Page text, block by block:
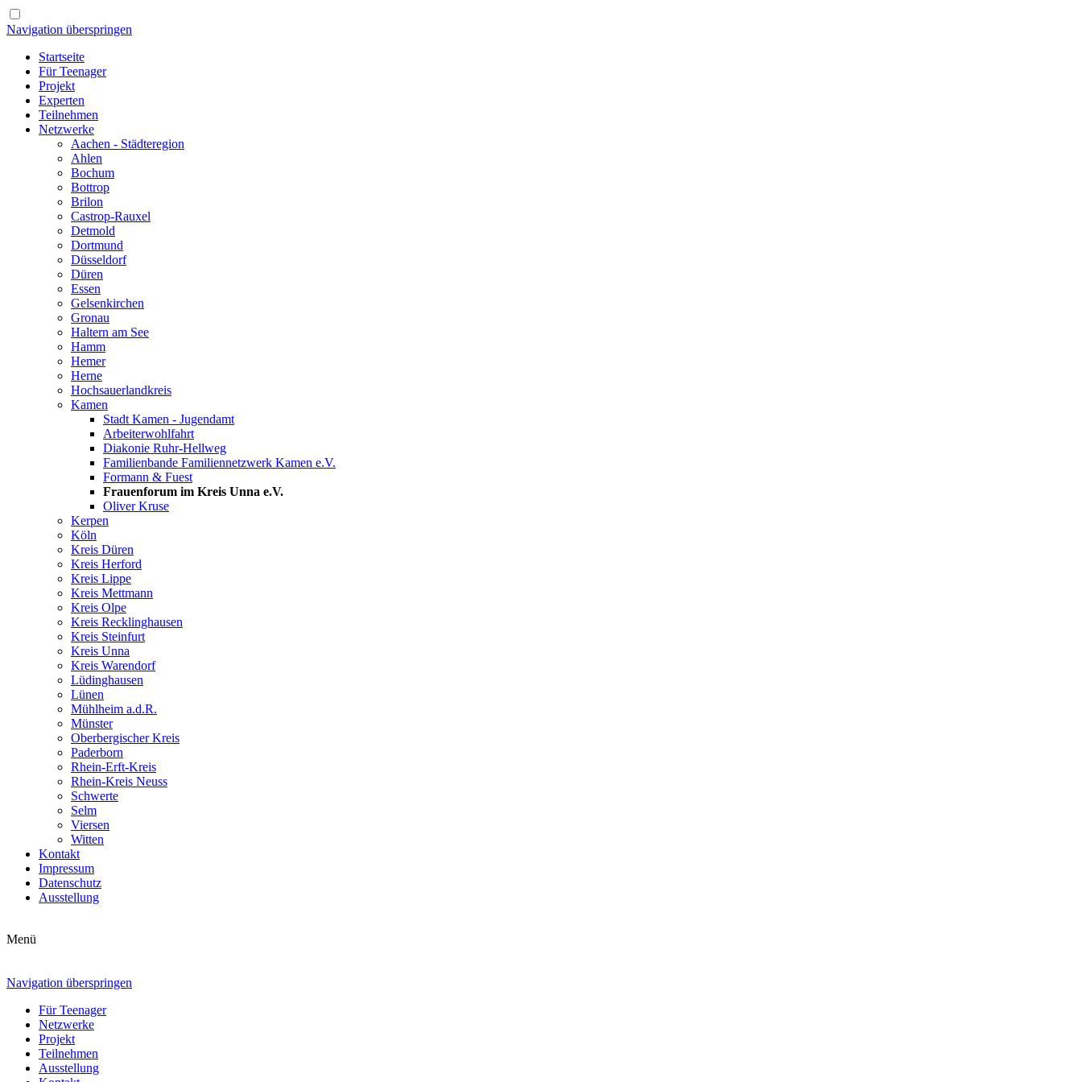
Navigation überspringen
Startseite
Für Teenager
Projekt
Experten
Teilnehmen
Netzwerke
Aachen - Städteregion
Ahlen
Bochum
Bottrop
Brilon
Castrop-Rauxel
Detmold
Dortmund
Düsseldorf
Düren
Essen
Gelsenkirchen
Gronau
Haltern am See
Hamm
Hemer
Herne
Hochsauerlandkreis
Kamen
Stadt Kamen - Jugendamt
Arbeiterwohlfahrt
Diakonie Ruhr-Hellweg
Familienbande Familiennetzwerk Kamen e.V.
Formann & Fuest
Frauenforum im Kreis Unna e.V.
Oliver Kruse
Kerpen
Köln
Kreis Düren
Kreis Herford
Kreis Lippe
Kreis Mettmann
Kreis Olpe
Kreis Recklinghausen
Kreis Steinfurt
Kreis Unna
Kreis Warendorf
Lüdinghausen
Lünen
Mühlheim a.d.R.
Münster
Oberbergischer Kreis
Paderborn
Rhein-Erft-Kreis
Rhein-Kreis Neuss
Schwerte
Selm
Viersen
Witten
Kontakt
Impressum
Datenschutz
Ausstellung
Menü
Navigation überspringen
Für Teenager
Netzwerke
Projekt
Teilnehmen
Ausstellung